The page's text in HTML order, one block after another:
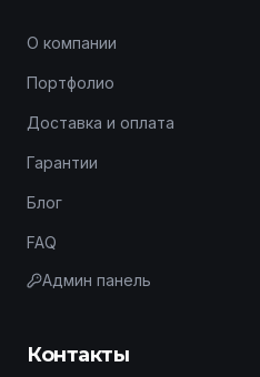
О компании
Портфолио
Доставка и оплата
Гарантии
Блог
FAQ
Админ панель
Контакты